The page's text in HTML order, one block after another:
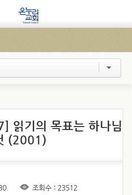
읽기의 목표는 하나님
(2001)
조회수 : 23512